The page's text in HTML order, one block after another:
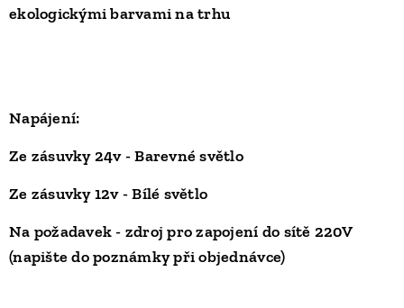
ekologickými barvami na trhu
Napájení:
Ze zásuvky 24v -Barevné světlo
Ze zásuvky 12v -Bílé světlo
Na požadavek - zdroj pro zapojení do sítě 220V
(napište do poznámky při objednávce)